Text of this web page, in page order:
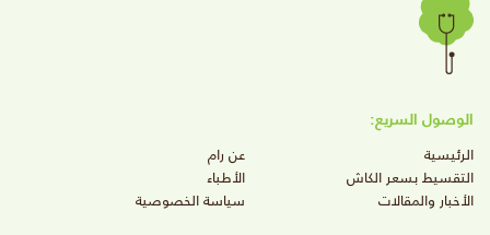
الوصول السريع:
الرئيسية
عن رام
التقسيط بسعر الكاش
الأطباء
الأخبار والمقالات
سياسة الخصوصية